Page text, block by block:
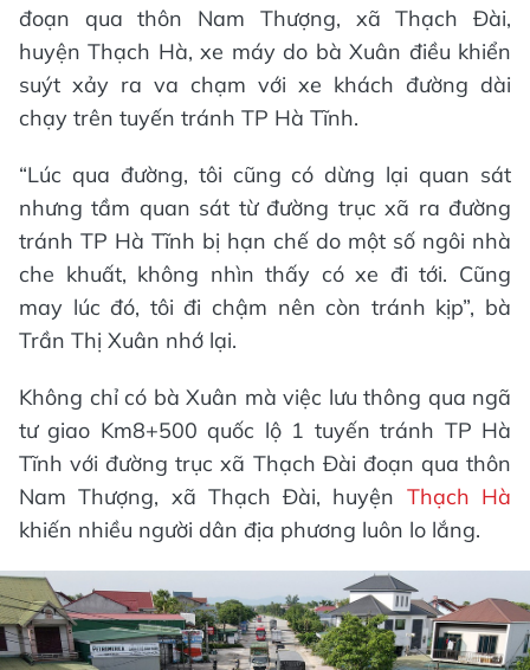
đoạn qua thôn Nam Thượng, xã Thạch Đài,
huyện Thạch Hà, xe máy do bà Xuân điều khiển
suýt xảy ra va chạm với xe khách đường dài
chạy trên tuyến tránh TP Hà Tĩnh.
“Lúc qua đường, tôi cũng có dừng lại quan sát
nhưng tầm quan sát từ đường trục xã ra đường
tránh TP Hà Tĩnh bị hạn chế do một số ngôi nhà
che khuất, không nhìn thấy có xe đi tới. Cũng
may lúc đó, tôi đi chậm nên còn tránh kịp”, bà
Trần Thị Xuân nhớ lại.
Không chỉ có bà Xuân mà việc lưu thông qua ngã
tư giao Km8+500 quốc lộ 1 tuyến tránh TP Hà
Tĩnh với đường trục xã Thạch Đài đoạn qua thôn
Nam Thượng, xã Thạch Đài, huyện Thạch Hà
khiến nhiều người dân địa phương luôn lo lắng.